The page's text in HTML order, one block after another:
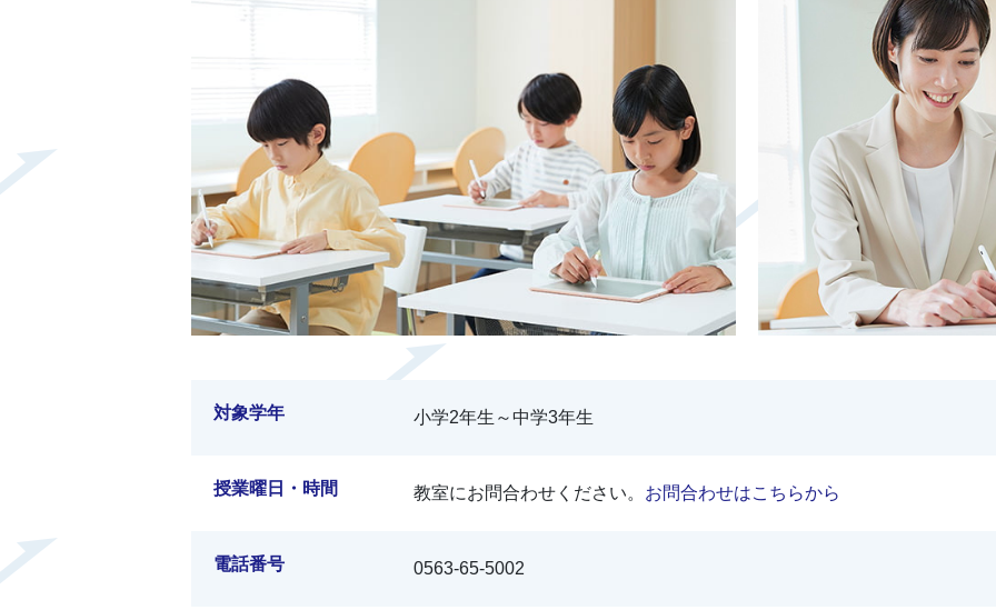
対象学年 小学2年生～中学3年生
授業曜日・時間 教室にお問合わせください。 お問合わせはこちらから
電話番号 0563-65-5002